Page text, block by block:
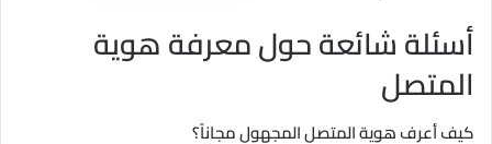
أسئلة شائعة حول معرفة هوية
المتصل
كيف أعرف هوية المتصل المجهول مجاناً؟